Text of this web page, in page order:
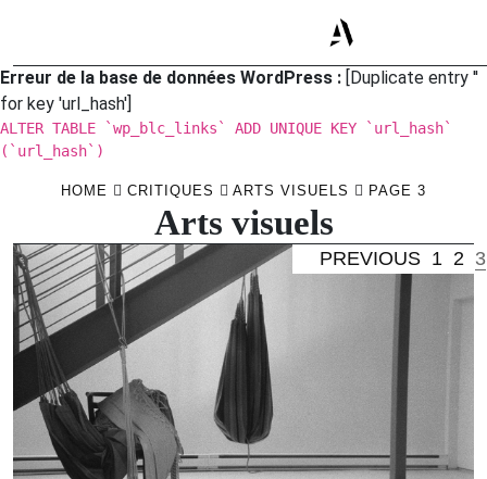
Erreur de la base de données WordPress : [Duplicate entry ''
for key 'url_hash']
ALTER TABLE `wp_blc_links` ADD UNIQUE KEY `url_hash`
(`url_hash`)
content
HOME CRITIQUES ARTS VISUELS PAGE 3
Arts visuels
PREVIOUS 1 2 3